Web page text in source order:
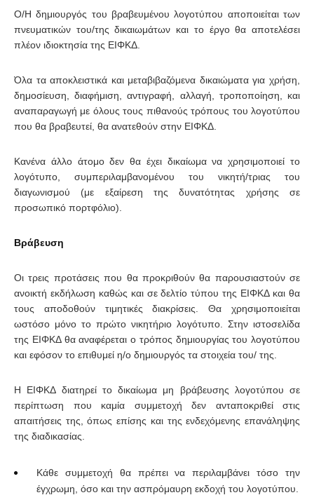
Ο/Η δημιουργός του βραβευμένου λογοτύπου αποποιείται των
πνευματικών του/της δικαιωμάτων και το έργο θα αποτελέσει
πλέον ιδιοκτησία της ΕΙΦΚΔ.
Όλα τα αποκλειστικά και μεταβιβαζόμενα δικαιώματα για χρήση,
δημοσίευση, διαφήμιση, αντιγραφή, αλλαγή, τροποποίηση, και
αναπαραγωγή με όλους τους πιθανούς τρόπους του λογοτύπου
που θα βραβευτεί, θα ανατεθούν στην ΕΙΦΚΔ.
Κανένα άλλο άτομο δεν θα έχει δικαίωμα να χρησιμοποιεί το
λογότυπο, συμπεριλαμβανομένου του νικητή/τριας του
διαγωνισμού (με εξαίρεση της δυνατότητας χρήσης σε
προσωπικό πορτφόλιο).
Βράβευση
Οι τρεις προτάσεις που θα προκριθούν θα παρουσιαστούν σε
ανοικτή εκδήλωση καθώς και σε δελτίο τύπου της ΕΙΦΚΔ και θα
τους αποδοθούν τιμητικές διακρίσεις. Θα χρησιμοποιείται
ωστόσο μόνο το πρώτο νικητήριο λογότυπο. Στην ιστοσελίδα
της ΕΙΦΚΔ θα αναφέρεται ο τρόπος δημιουργίας του λογοτύπου
και εφόσον το επιθυμεί η/ο δημιουργός τα στοιχεία του/ της.
Η ΕΙΦΚΔ διατηρεί το δικαίωμα μη βράβευσης λογοτύπου σε
περίπτωση που καμία συμμετοχή δεν ανταποκριθεί στις
απαιτήσεις της, όπως επίσης και της ενδεχόμενης επανάληψης
της διαδικασίας.
Κάθε συμμετοχή θα πρέπει να περιλαμβάνει τόσο την
έγχρωμη, όσο και την ασπρόμαυρη εκδοχή του λογοτύπου.